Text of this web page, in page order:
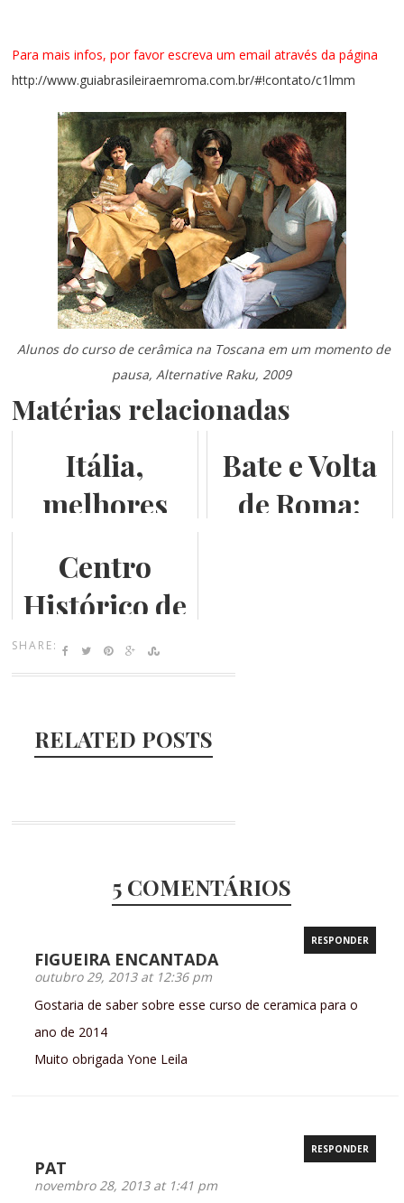
Para mais infos, por favor escreva um email através da página
http://www.guiabrasileiraemroma.com.br/#!contato/c1lmm
Alunos do curso de cerâmica na Toscana em um momento de
pausa, Alternative Raku, 2009
Matérias relacionadas
Itália,
melhores
2012
Bate e Volta
de Roma:
Centro
Histórico de
Florença
SHARE:
RELATED POSTS
5 COMENTÁRIOS
FIGUEIRA ENCANTADA
outubro 29, 2013 at 12:36 pm
RESPONDER
Gostaria de saber sobre esse curso de ceramica para o
ano de 2014
Muito obrigada Yone Leila
PAT
novembro 28, 2013 at 1:41 pm
RESPONDER